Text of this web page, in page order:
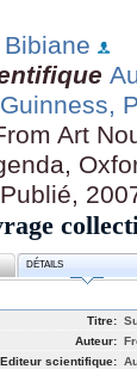
Art
Publié,
DÉTAILS
Titre:
Auteur:
Editeur scientifique: